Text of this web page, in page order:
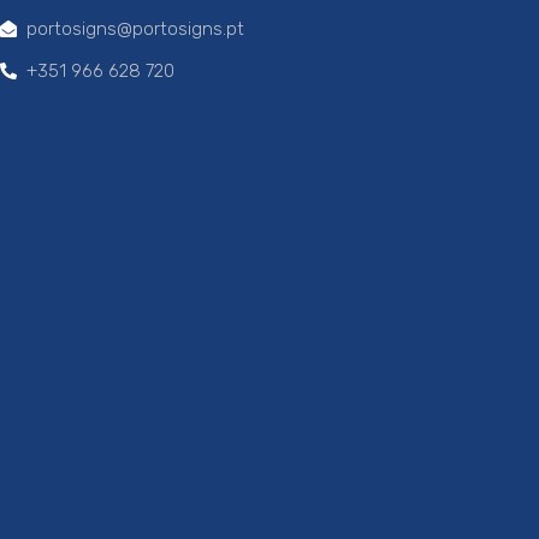
portosigns@portosigns.pt
+351 966 628 720